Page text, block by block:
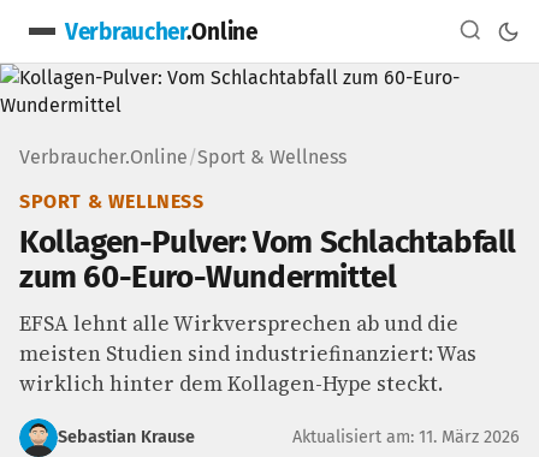
Verbraucher.Online
Verbraucher.Online/Sport & Wellness
SPORT & WELLNESS
Kollagen-Pulver: Vom Schlachtabfall
zum 60-Euro-Wundermittel
EFSA lehnt alle Wirkversprechen ab und die
meisten Studien sind industriefinanziert: Was
wirklich hinter dem Kollagen-Hype steckt.
Sebastian Krause
Aktualisiert am: 11. März 2026